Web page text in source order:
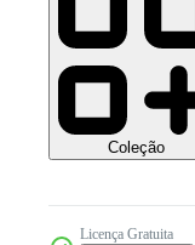
Coleção
Licença Gratuita